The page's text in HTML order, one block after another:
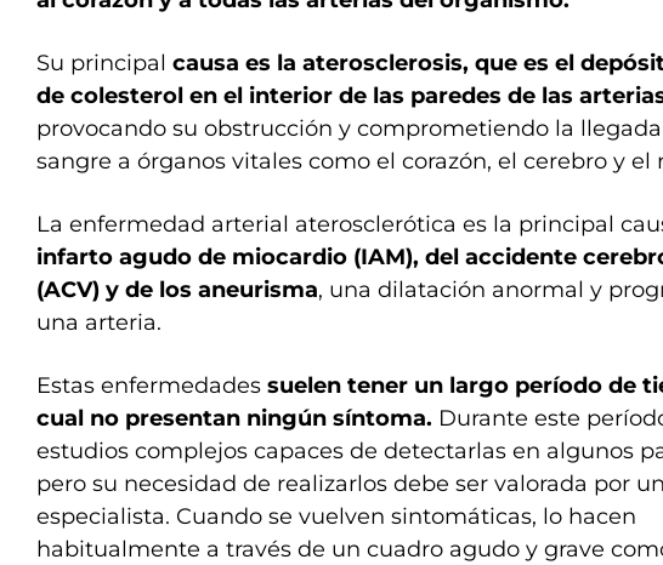
Su principal causa es la aterosclerosis, que es el
de colesterol en el interior de las paredes de las
provocando su obstrucción y comprometiendo la
sangre a órganos vitales como el corazón, el cerebro y el
La enfermedad arterial aterosclerótica es la principal
infarto agudo de miocardio (IAM), del accidente
(ACV) y de los aneurisma, una dilatación anormal y
una arteria.
Estas enfermedades suelen tener un largo período de
cual no presentan ningún síntoma. Durante este
estudios complejos capaces de detectarlas en algunos
pero su necesidad de realizarlos debe ser valorada por un
especialista. Cuando se vuelven sintomáticas, lo hacen
habitualmente a través de un cuadro agudo y grave